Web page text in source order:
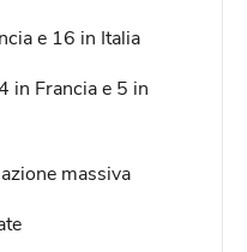
e 16 in Italia
in Francia e 5 in
massiva